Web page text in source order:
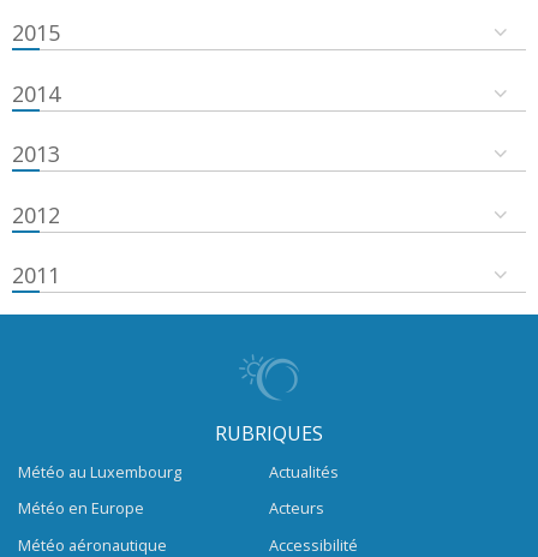
2015
2014
2013
2012
2011
RUBRIQUES
Météo au Luxembourg
Météo en Europe
Météo aéronautique
Actualités
Acteurs
Accessibilité